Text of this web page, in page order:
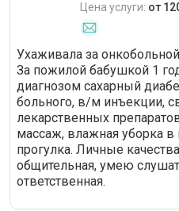
Цена услуги: от
Ухаживала за
За пожилой бабушкой 1
диагнозом сахарный
больного, в/м инъекции,
лекарственных
массаж, влажная уборка в
прогулка. Личные
общительная, умею
ответственная.